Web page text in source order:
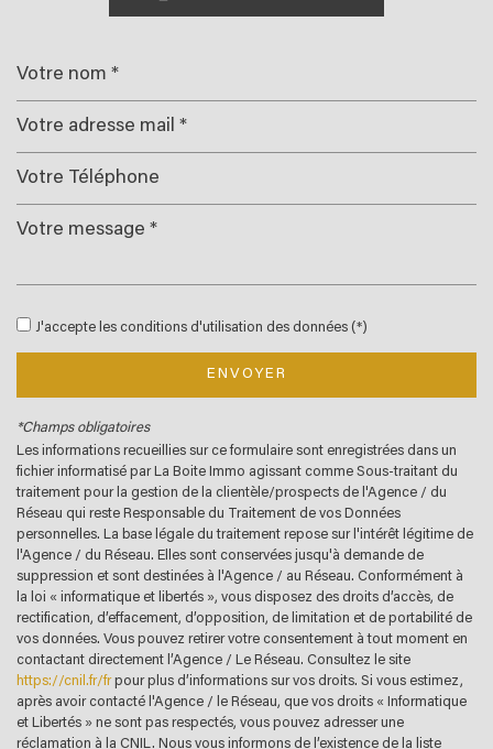
École primaire
Bureau de poste
statistiques
Nombre d'habitants 532
Propriétaires (vs. locataires) 57,80 %
Taxe habitation 16,25 %
Taxe foncière 18,67 %
Habitants de moins de 25 ans 23,78 %
Habitants de 25 à 55 ans
Habitants de plus de 55 ans 36,70 %
Nombre d'enfants par famille 0,71
J'accepte les conditions d'utilisation des données (*)
ENVOYER
*Champs obligatoires
Les informations recueillies sur ce formulaire sont enregistrées dans un
fichier informatisé par La Boite Immo agissant comme Sous-traitant du
traitement pour la gestion de la clientèle/prospects de l'Agence / du
Réseau qui reste Responsable du Traitement de vos Données
personnelles. La base légale du traitement repose sur l'intérêt légitime de
l'Agence / du Réseau. Elles sont conservées jusqu'à demande de
suppression et sont destinées à l'Agence / au Réseau. Conformément à
la loi « informatique et libertés », vous disposez des droits d’accès, de
rectification, d’effacement, d’opposition, de limitation et de portabilité de
vos données. Vous pouvez retirer votre consentement à tout moment en
contactant directement l’Agence / Le Réseau. Consultez le site
https://cnil.fr/frpour plus d’informations sur vos droits. Si vous estimez,
après avoir contacté l'Agence / le Réseau, que vos droits « Informatique
et Libertés » ne sont pas respectés, vous pouvez adresser une
réclamation à la CNIL. Nous vous informons de l’existence de la liste